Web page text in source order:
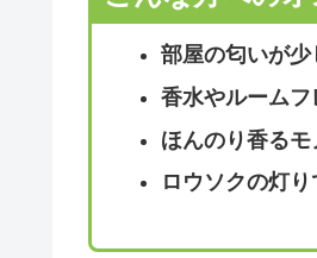
部屋の匂いが少
香水やルーム
ほんのり香るモ
ロウソクの灯